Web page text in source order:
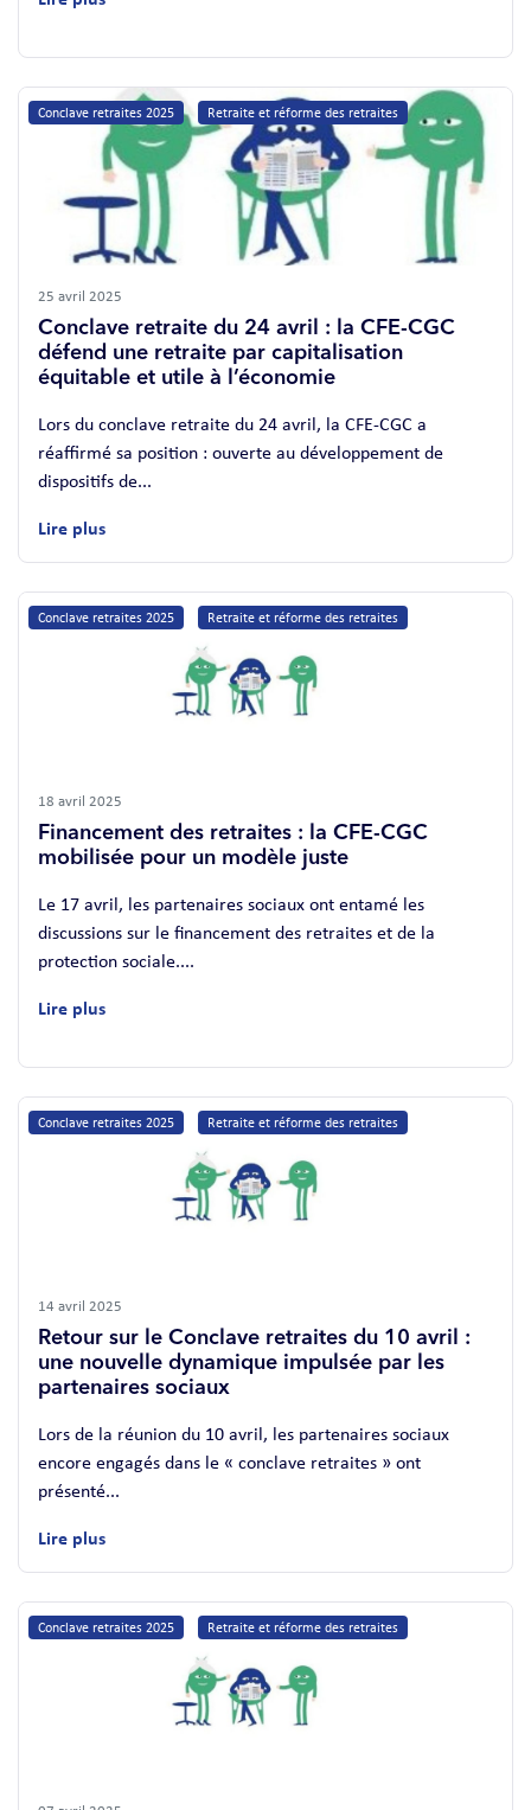
Conclave retraites 2025 Retraite et réforme des retraites
25 avril 2025
Conclave retraite du 24 avril : la CFE-CGC
défend une retraite par capitalisation
équitable et utile à l’économie
Lors du conclave retraite du 24 avril, la CFE-CGC a
réaffirmé sa position : ouverte au développement de
dispositifs de...
Lire plus
Conclave retraites 2025 Retraite et réforme des retraites
18 avril 2025
Financement des retraites : la CFE-CGC
mobilisée pour un modèle juste
Le 17 avril, les partenaires sociaux ont entamé les
discussions sur le financement des retraites et de la
protection sociale....
Lire plus
Conclave retraites 2025 Retraite et réforme des retraites
14 avril 2025
Retour sur le Conclave retraites du 10 avril :
une nouvelle dynamique impulsée par les
partenaires sociaux
Lors de la réunion du 10 avril, les partenaires sociaux
encore engagés dans le « conclave retraites » ont
présenté...
Lire plus
Conclave retraites 2025 Retraite et réforme des retraites